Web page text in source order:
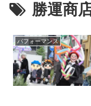
勝運商
パフォーマンス